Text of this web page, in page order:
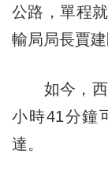
公路，單程
輸局局長賈建
如今，西
小時41分鐘
達。